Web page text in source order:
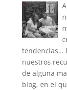
tendencias…
nuestros
de alguna
blog, en el